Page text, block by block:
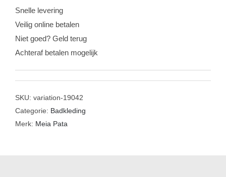
aantal
Snelle levering
Veilig online betalen
Niet goed? Geld terug
Achteraf betalen mogelijk
SKU: variation-19042
Categorie: Badkleding
Merk: Meia Pata